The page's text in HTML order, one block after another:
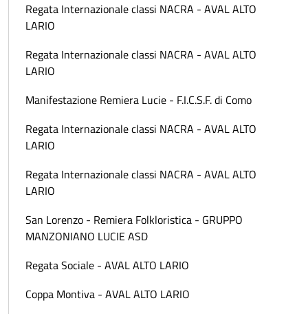
Regata Internazionale classi NACRA - AVAL ALTO
LARIO
Regata Internazionale classi NACRA - AVAL ALTO
LARIO
Manifestazione Remiera Lucie - F.I.C.S.F. di Como
Regata Internazionale classi NACRA - AVAL ALTO
LARIO
Regata Internazionale classi NACRA - AVAL ALTO
LARIO
San Lorenzo - Remiera Folkloristica - GRUPPO
MANZONIANO LUCIE ASD
Regata Sociale - AVAL ALTO LARIO
Coppa Montiva - AVAL ALTO LARIO